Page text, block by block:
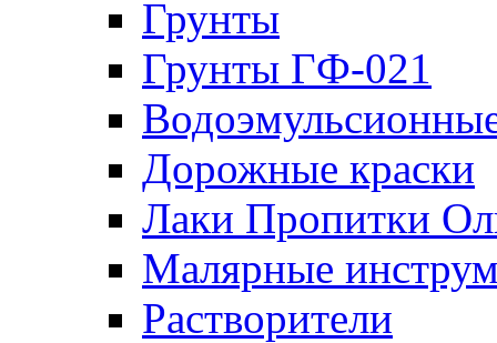
Грунты
Грунты ГФ-021
Дорожные краски
Лаки Пропитки
Малярные
Растворители